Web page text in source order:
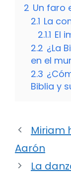
2 Un faro
2.1 La
2.1.1 El
2.2 ¿La
en el
2.3
Biblia y
Miriam
Aarón
La